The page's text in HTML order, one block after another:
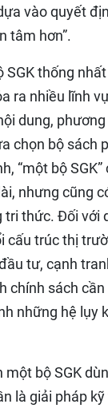
vào quyết
tâm hơn”.
SGK thống
ra nhiều lĩnh
dung,
chọn bộ sách
“một bộ
nhưng cũng
tri thức. Đối với
cấu trúc thị
tư, cạnh
chính sách
những hệ lụy
một bộ SGK
là giải pháp